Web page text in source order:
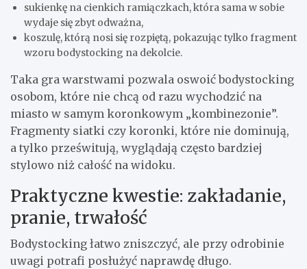
sukienkę na cienkich ramiączkach, która sama w sobie
wydaje się zbyt odważna,
koszulę, którą nosi się rozpiętą, pokazując tylko fragment
wzoru bodystocking na dekolcie.
Taka gra warstwami pozwala oswoić bodystocking
osobom, które nie chcą od razu wychodzić na
miasto w samym koronkowym „kombinezonie”.
Fragmenty siatki czy koronki, które nie dominują,
a tylko prześwitują, wyglądają często bardziej
stylowo niż całość na widoku.
Praktyczne kwestie: zakładanie,
pranie, trwałość
Bodystocking łatwo zniszczyć, ale przy odrobinie
uwagi potrafi posłużyć naprawdę długo.